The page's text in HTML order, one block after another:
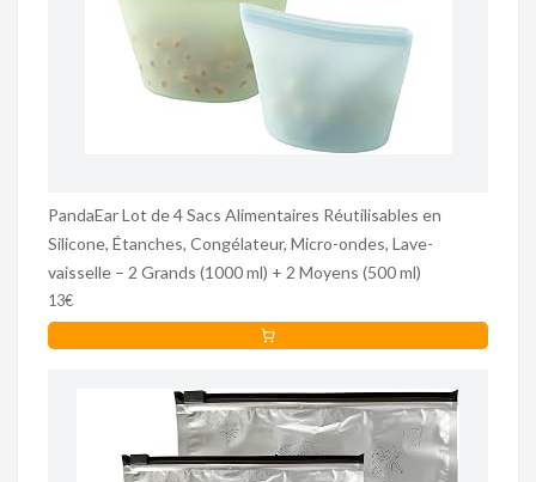
PandaEar Lot de 4 Sacs Alimentaires Réutilisables en
Silicone, Étanches, Congélateur, Micro-ondes, Lave-
vaisselle – 2 Grands (1000 ml) + 2 Moyens (500 ml)
13€